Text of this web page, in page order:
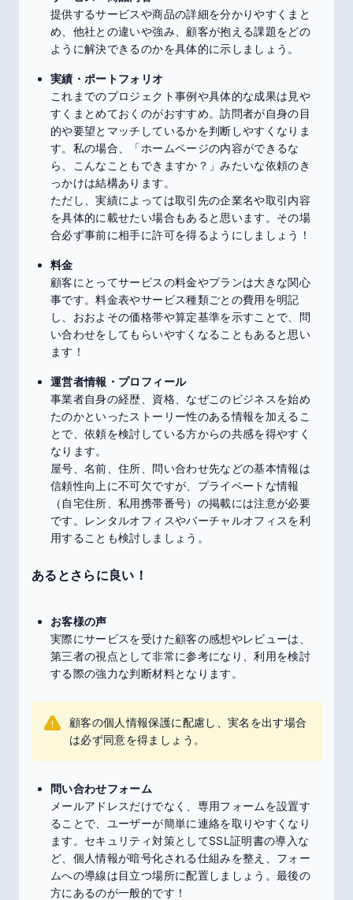
提供するサービスや商品の詳細を分かりやすくまと
め、他社との違いや強み、顧客が抱える課題をどの
ように解決できるのかを具体的に示しましょう。
実績・ポートフォリオ
これまでのプロジェクト事例や具体的な成果は見や
すくまとめておくのがおすすめ。訪問者が自身の目
的や要望とマッチしているかを判断しやすくなりま
す。私の場合、「ホームページの内容ができるな
ら、こんなこともできますか？」みたいな依頼のき
っかけは結構あります。
ただし、実績によっては取引先の企業名や取引内容
を具体的に載せたい場合もあると思います。その場
合必ず事前に相手に許可を得るようにしましょう！
料金
顧客にとってサービスの料金やプランは大きな関心
事です。料金表やサービス種類ごとの費用を明記
し、おおよその価格帯や算定基準を示すことで、問
い合わせをしてもらいやすくなることもあると思い
ます！
運営者情報・プロフィール
事業者自身の経歴、資格、なぜこのビジネスを始め
たのかといったストーリー性のある情報を加えるこ
とで、依頼を検討している方からの共感を得やすく
なります。
屋号、名前、住所、問い合わせ先などの基本情報は
信頼性向上に不可欠ですが、プライベートな情報
（自宅住所、私用携帯番号）の掲載には注意が必要
です。レンタルオフィスやバーチャルオフィスを利
用することも検討しましょう。
あるとさらに良い！
お客様の声
実際にサービスを受けた顧客の感想やレビューは、
第三者の視点として非常に参考になり、利用を検討
する際の強力な判断材料となります。
顧客の個人情報保護に配慮し、実名を出す場合
は必ず同意を得ましょう。
問い合わせフォーム
メールアドレスだけでなく、専用フォームを設置す
ることで、ユーザーが簡単に連絡を取りやすくなり
ます。セキュリティ対策としてSSL証明書の導入な
ど、個人情報が暗号化される仕組みを整え、フォー
ムへの導線は目立つ場所に配置しましょう。最後の
方にあるのが一般的です！